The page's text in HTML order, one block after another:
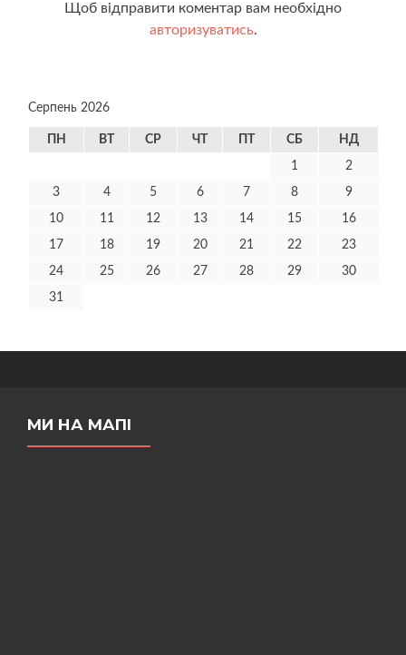
Щоб відправити коментар вам необхідно
авторизуватись.
Серпень 2026
ПН ВТ СР ЧТ СБ НД
1 2
3 4 5 6 7 8 9
10 11 12 13 14 15 16
17 18 19 20 21 22 23
24 25 26 27 28 29 30
31
МИ НА МАПІ